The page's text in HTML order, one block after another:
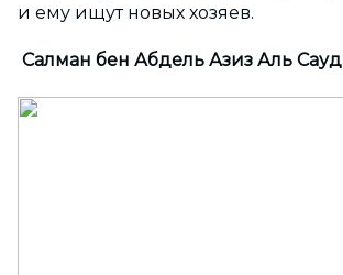
и ему ищут новых хозяев.
Салман бен Абдель Азиз Аль Сауд